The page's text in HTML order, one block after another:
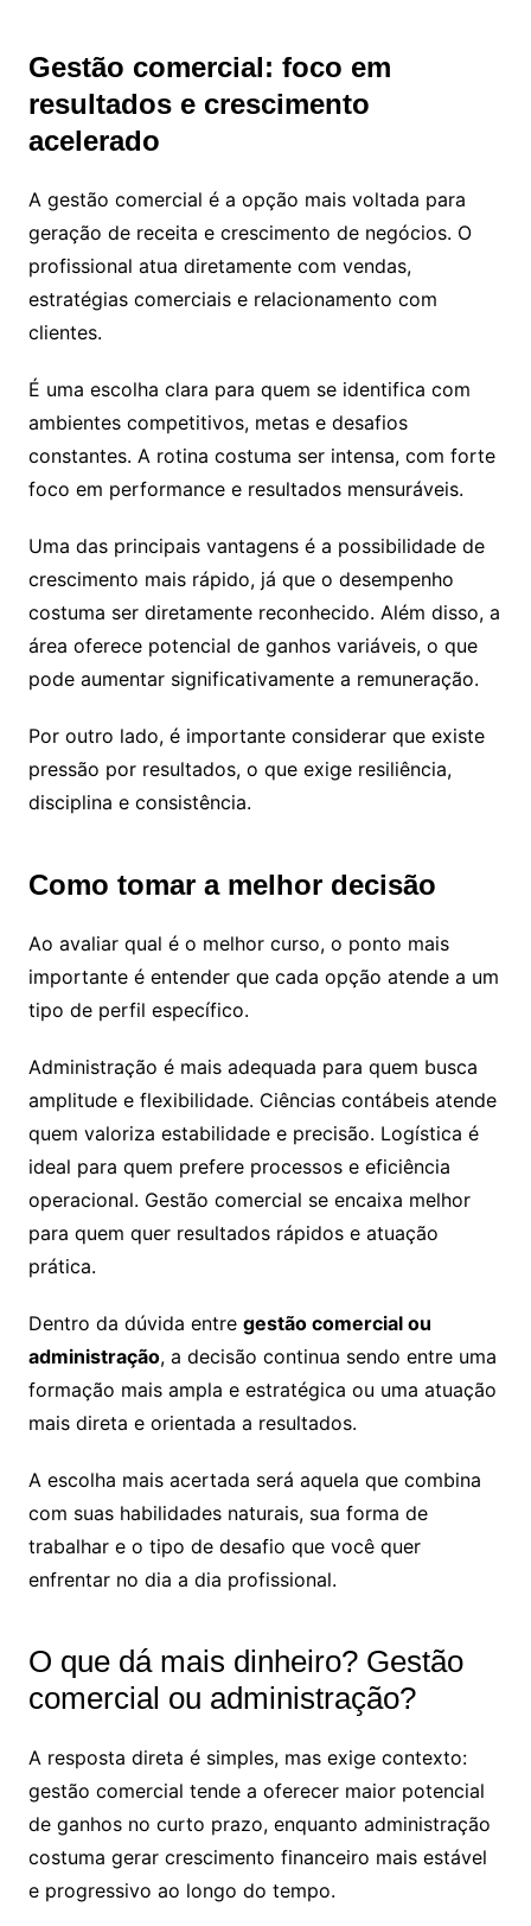
Gestão comercial: foco em
resultados e crescimento
acelerado
A gestão comercial é a opção mais voltada para
geração de receita e crescimento de negócios. O
profissional atua diretamente com vendas,
estratégias comerciais e relacionamento com
clientes.
É uma escolha clara para quem se identifica com
ambientes competitivos, metas e desafios
constantes. A rotina costuma ser intensa, com forte
foco em performance e resultados mensuráveis.
Uma das principais vantagens é a possibilidade de
crescimento mais rápido, já que o desempenho
costuma ser diretamente reconhecido. Além disso, a
área oferece potencial de ganhos variáveis, o que
pode aumentar significativamente a remuneração.
Por outro lado, é importante considerar que existe
pressão por resultados, o que exige resiliência,
disciplina e consistência.
Como tomar a melhor decisão
Ao avaliar qual é o melhor curso, o ponto mais
importante é entender que cada opção atende a um
tipo de perfil específico.
Administração é mais adequada para quem busca
amplitude e flexibilidade. Ciências contábeis atende
quem valoriza estabilidade e precisão. Logística é
ideal para quem prefere processos e eficiência
operacional. Gestão comercial se encaixa melhor
para quem quer resultados rápidos e atuação
prática.
Dentro da dúvida entre gestão comercial ou
administração, a decisão continua sendo entre uma
formação mais ampla e estratégica ou uma atuação
mais direta e orientada a resultados.
A escolha mais acertada será aquela que combina
com suas habilidades naturais, sua forma de
trabalhar e o tipo de desafio que você quer
enfrentar no dia a dia profissional.
O que dá mais dinheiro? Gestão
comercial ou administração?
A resposta direta é simples, mas exige contexto:
gestão comercial tende a oferecer maior potencial
de ganhos no curto prazo, enquanto administração
costuma gerar crescimento financeiro mais estável
e progressivo ao longo do tempo.